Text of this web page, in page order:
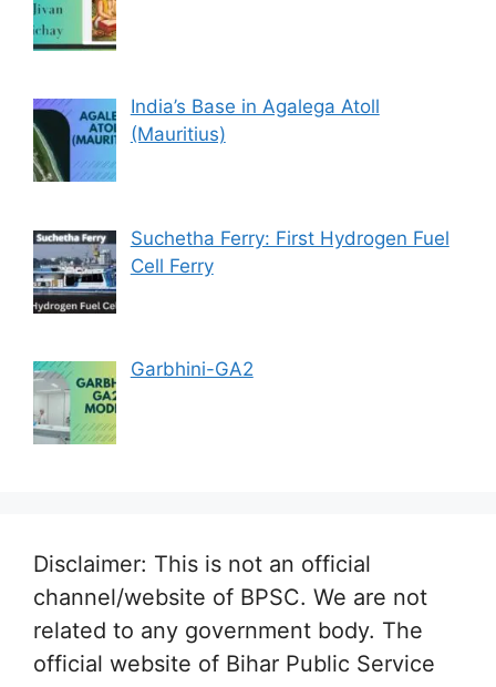
India’s Base in Agalega Atoll
(Mauritius)
Suchetha Ferry: First Hydrogen Fuel
Cell Ferry
Garbhini-GA2
Disclaimer: This is not an official
channel/website of BPSC. We are not
related to any government body. The
official website of Bihar Public Service